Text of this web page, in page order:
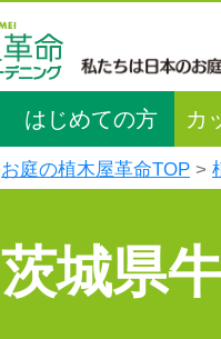
はじめての方 カ
お庭の植木屋革命TOP
茨城県